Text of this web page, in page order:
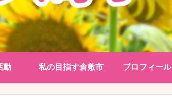
動 私の目指す倉敷市 プロフィール